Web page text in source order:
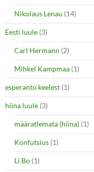
Nikolaus Lenau (14)
Eesti luule (3)
Carl Hermann (2)
Mihkel Kampmaa (1)
esperanto keelest (1)
hiina luule (3)
määratlemata (hiina) (1)
Konfutsius (1)
Li Bo (1)